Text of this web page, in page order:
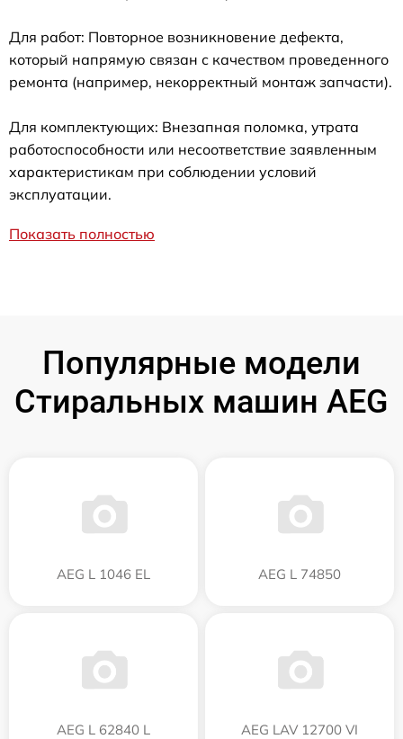
Для работ: Повторное возникновение дефекта,
который напрямую связан с качеством проведенного
ремонта (например, некорректный монтаж запчасти).
Для комплектующих: Внезапная поломка, утрата
работоспособности или несоответствие заявленным
характеристикам при соблюдении условий
эксплуатации.
Показать полностью
Популярные модели
Стиральных машин AEG
AEG L 1046 EL AEG L 74850
AEG L 62840 L AEG LAV 12700 VI